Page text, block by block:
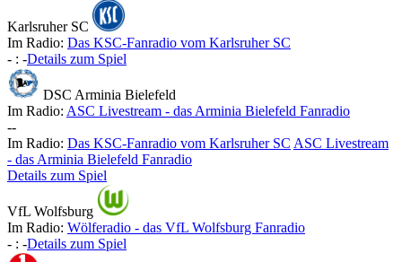
Karlsruher SC
Im Radio: Das KSC-Fanradio vom Karlsruher SC
- : -Details zum Spiel
DSC Arminia Bielefeld
Im Radio: ASC Livestream - das Arminia Bielefeld Fanradio
--
Im Radio: Das KSC-Fanradio vom Karlsruher SC ASC Livestream
- das Arminia Bielefeld Fanradio
Details zum Spiel
VfL Wolfsburg
Im Radio: Wölferadio - das VfL Wolfsburg Fanradio
- : -Details zum Spiel